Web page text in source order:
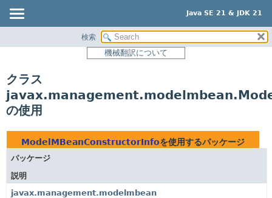
Java SE 21 & JDK 21
パッケージ
クラス
使用
ツリー
新規
非推奨
検索
機械翻訳について
クラス
の使用
ModelMBeanConstructorInfoを使用するパッケージ
パッケージ
説明
javax.management.modelmbean